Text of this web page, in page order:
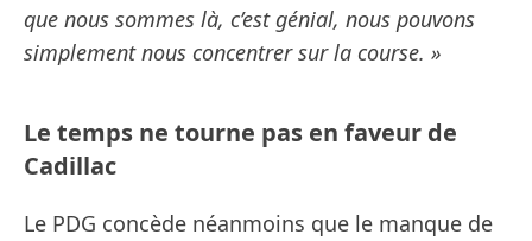
que nous sommes là, c’est génial, nous pouvons
simplement nous concentrer sur la course. »
Le temps ne tourne pas en faveur de
Cadillac
Le PDG concède néanmoins que le manque de